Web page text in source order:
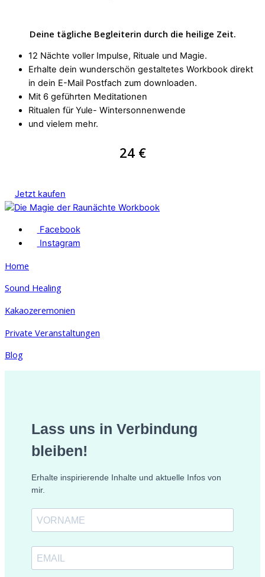
Deine tägliche Begleiterin durch die heilige Zeit.
12 Nächte voller Impulse, Rituale und Magie.
Erhalte dein wunderschön gestaltetes Workbook direkt
in dein E-Mail Postfach zum downloaden.
Mit 6 geführten Meditationen
Ritualen für Yule- Wintersonnenwende
und vielem mehr.
24 €
Jetzt kaufen
Facebook
Instagram
Home
Sound Healing
Kakaozeremonien
Private Veranstaltungen
Blog